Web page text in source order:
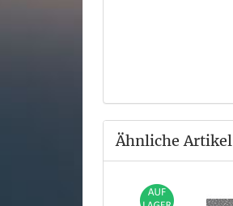
Ähnliche Artikel